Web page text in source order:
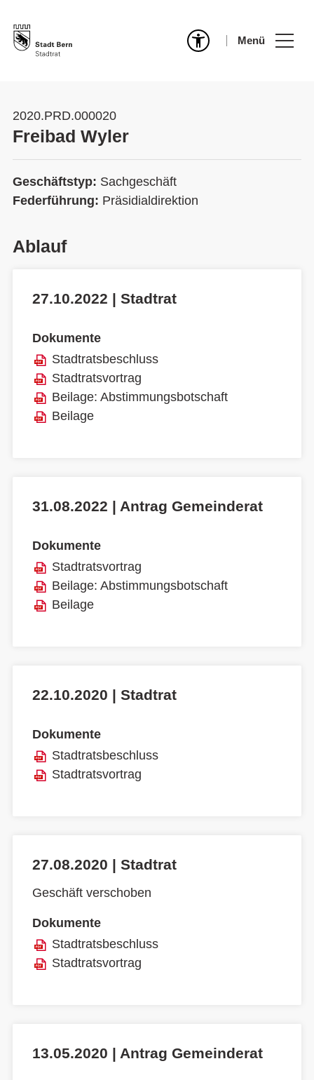
Menü
2020.PRD.000020
Freibad Wyler
Geschäftstyp: Sachgeschäft
Federführung: Präsidialdirektion
Ablauf
27.10.2022 | Stadtrat
Dokumente
Stadtratsbeschluss
Stadtratsvortrag
Beilage: Abstimmungsbotschaft
Beilage
31.08.2022 | Antrag Gemeinderat
Dokumente
Stadtratsvortrag
Beilage: Abstimmungsbotschaft
Beilage
22.10.2020 | Stadtrat
Dokumente
Stadtratsbeschluss
Stadtratsvortrag
27.08.2020 | Stadtrat
Geschäft verschoben
Dokumente
Stadtratsbeschluss
Stadtratsvortrag
13.05.2020 | Antrag Gemeinderat